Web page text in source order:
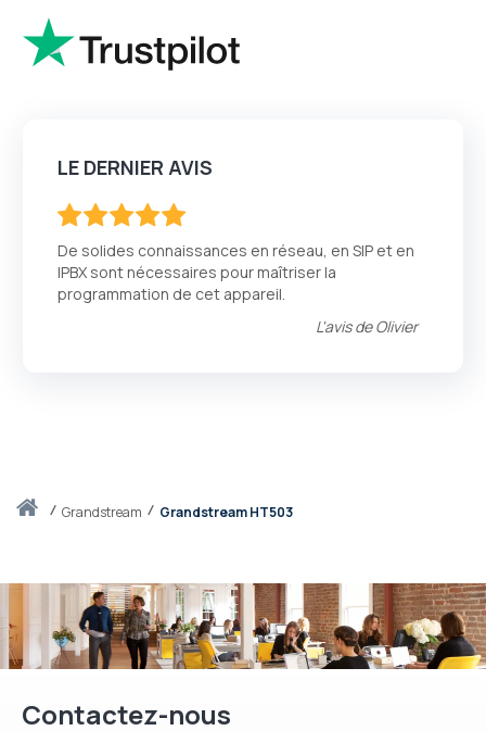
Accueilgrandstream Grandstream HT503
LE DERNIER AVIS
De solides connaissances en réseau, en SIP et en
IPBX sont nécessaires pour maîtriser la
programmation de cet appareil.
L'avis deOlivier
Contactez-nous